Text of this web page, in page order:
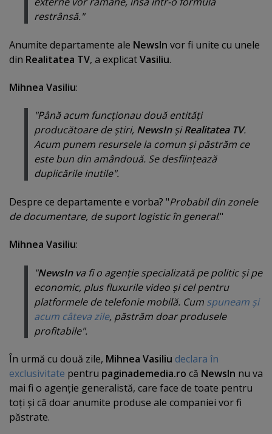
restrânsă."
Anumite departamente ale NewsIn vor fi unite cu unele
din Realitatea TV, a explicatVasiliu.
Mihnea Vasiliu:
"Până acum funcţionau două entităţi
producătoare de ştiri, NewsInşiRealitatea TV.
Acum punem resursele la comun şi păstrăm ce
este bun din amândouă. Se desfiinţează
duplicările inutile".
Despre ce departamente e vorba? "Probabil din zonele
de documentare, de suport logistic în general."
Mihnea Vasiliu:
"NewsInva fi o agenţie specializată pe politic şi pe
economic, plus fluxurile video şi cel pentru
platformele de telefonie mobilă. Cum spuneam şi
acum câteva zile, păstrăm doar produsele
profitabile".
În urmă cu două zile, Mihnea Vasiliu declara în
exclusivitate pentru paginademedia.ro că NewsIn nu va
mai fi o agenţie generalistă, care face de toate pentru
toţi şi că doar anumite produse ale companiei vor fi
păstrate.